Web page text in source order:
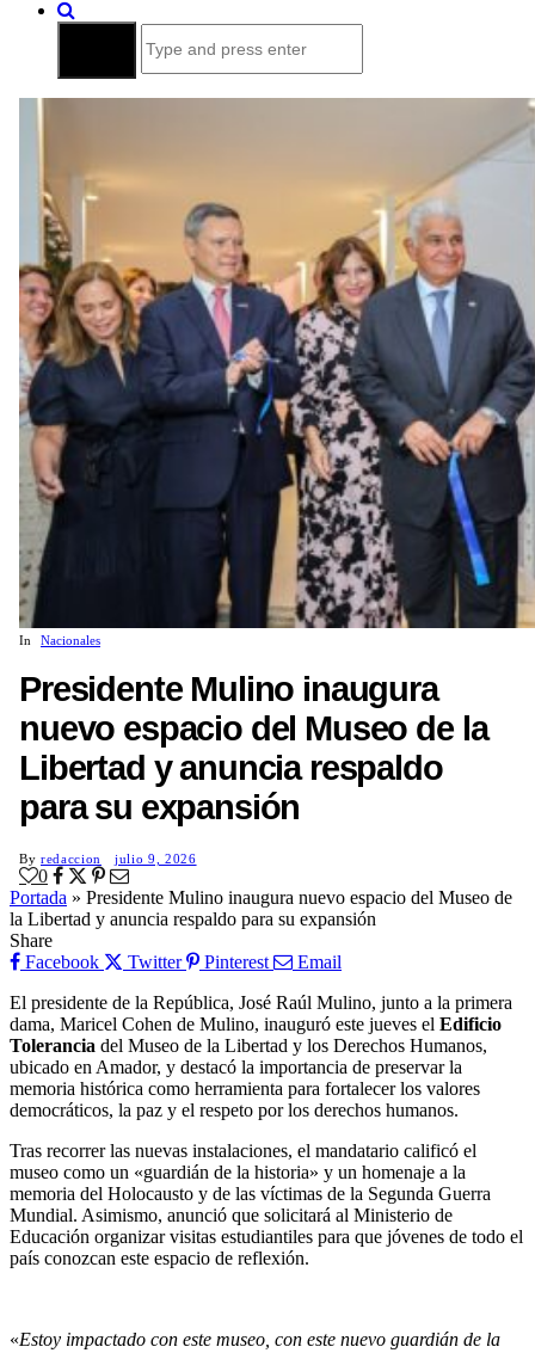
Search
In Nacionales
Presidente Mulino inaugura
nuevo espacio del Museo de la
Libertad y anuncia respaldo
para su expansión
By redaccion julio 9, 2026
0
Portada » Presidente Mulino inaugura nuevo espacio del Museo de
la Libertad y anuncia respaldo para su expansión
Share
Facebook
Twitter Pinterest
Email
El presidente de la República, José Raúl Mulino, junto a la primera
dama, Maricel Cohen de Mulino, inauguró este jueves el Edificio
Tolerancia del Museo de la Libertad y los Derechos Humanos,
ubicado en Amador, y destacó la importancia de preservar la
memoria histórica como herramienta para fortalecer los valores
democráticos, la paz y el respeto por los derechos humanos.
Tras recorrer las nuevas instalaciones, el mandatario calificó el
museo como un «guardián de la historia» y un homenaje a la
memoria del Holocausto y de las víctimas de la Segunda Guerra
Mundial. Asimismo, anunció que solicitará al Ministerio de
Educación organizar visitas estudiantiles para que jóvenes de todo el
país conozcan este espacio de reflexión.
«Estoy impactado con este museo, con este nuevo guardián de la